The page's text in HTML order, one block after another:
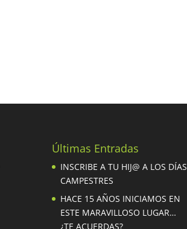
Últimas Entradas
INSCRIBE A TU HIJ@ A LOS DÍAS
CAMPESTRES
HACE 15 AÑOS INICIAMOS EN
ESTE MARAVILLOSO LUGAR…
¿TE ACUERDAS?